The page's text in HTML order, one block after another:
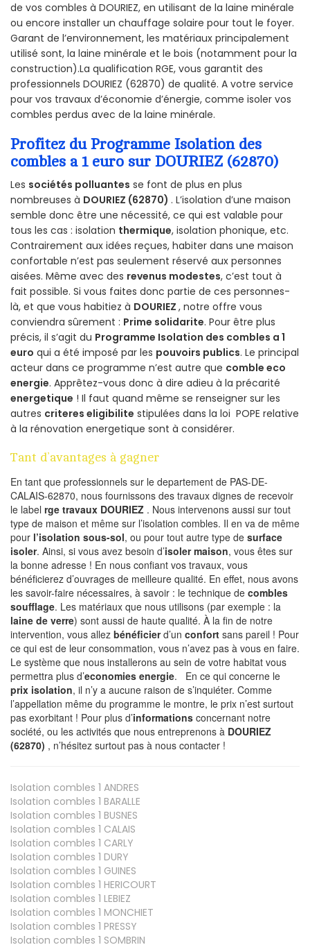
de vos combles à DOURIEZ, en utilisant de la laine minérale
ou encore installer un chauffage solaire pour tout le foyer.
Garant de l’environnement, les matériaux principalement
utilisé sont, la laine minérale et le bois (notamment pour la
construction).La qualification RGE, vous garantit des
professionnels DOURIEZ (62870) de qualité. A votre service
pour vos travaux d’économie d’énergie, comme isoler vos
combles perdus avec de la laine minérale.
Profitez du Programme Isolation des
combles a 1 euro sur DOURIEZ (62870)
Les sociétés polluantes se font de plus en plus
nombreuses à DOURIEZ (62870) . L’isolation d’une maison
semble donc être une nécessité, ce qui est valable pour
tous les cas : isolation thermique, isolation phonique, etc.
Contrairement aux idées reçues, habiter dans une maison
confortable n’est pas seulement réservé aux personnes
aisées. Même avec des revenus modestes, c’est tout à
fait possible. Si vous faites donc partie de ces personnes-
là, et que vous habitiez à DOURIEZ , notre offre vous
conviendra sûrement : Prime solidarite. Pour être plus
précis, il s’agit du Programme Isolation des combles a 1
euro qui a été imposé par les pouvoirs publics. Le principal
acteur dans ce programme n’est autre que comble eco
energie. Apprêtez-vous donc à dire adieu à la précarité
energetique ! Il faut quand même se renseigner sur les
autres criteres eligibilite stipulées dans la loi POPE relative
à la rénovation energetique sont à considérer.
Tant d’avantages à gagner
En tant que professionnels sur le departement de PAS-DE-
CALAIS-62870, nous fournissons des travaux dignes de recevoir
le label rge travaux DOURIEZ . Nous intervenons aussi sur tout
type de maison et même sur l’isolation combles. Il en va de même
pour l’isolation sous-sol, ou pour tout autre type de surface
isoler. Ainsi, si vous avez besoin d’isoler maison, vous êtes sur
la bonne adresse ! En nous confiant vos travaux, vous
bénéficierez d’ouvrages de meilleure qualité. En effet, nous avons
les savoir-faire nécessaires, à savoir : le technique de combles
soufflage. Les matériaux que nous utilisons (par exemple : la
laine de verre) sont aussi de haute qualité. À la fin de notre
intervention, vous allez bénéficierd’un confort sans pareil ! Pour
ce qui est de leur consommation, vous n’avez pas à vous en faire.
Le système que nous installerons au sein de votre habitat vous
permettra plus d’economies energie. En ce qui concerne le
prix isolation, il n’y a aucune raison de s’inquiéter. Comme
l’appellation même du programme le montre, le prix n’est surtout
pas exorbitant ! Pour plus d’informations concernant notre
société, ou les activités que nous entreprenons à DOURIEZ
(62870) , n’hésitez surtout pas à nous contacter !
Isolation combles 1 ANDRES
Isolation combles 1 BARALLE
Isolation combles 1 BUSNES
Isolation combles 1 CALAIS
Isolation combles 1 CARLY
Isolation combles 1 DURY
Isolation combles 1 GUINES
Isolation combles 1 HERICOURT
Isolation combles 1 LEBIEZ
Isolation combles 1 MONCHIET
Isolation combles 1 PRESSY
Isolation combles 1 SOMBRIN